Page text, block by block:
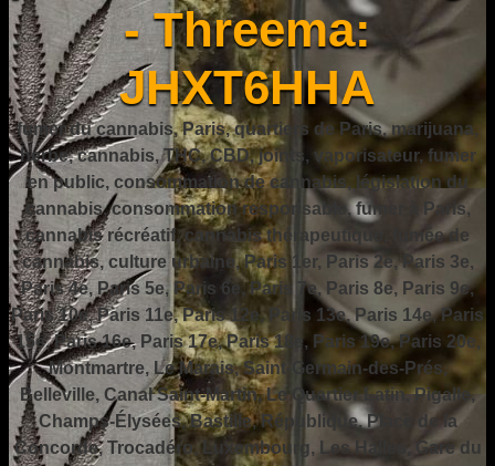
- Threema:
JHXT6HHA
fumer du cannabis, Paris, quartiers de Paris, marijuana,
herbe, cannabis, THC, CBD, joints, vaporisateur, fumer
en public, consommation de cannabis, législation du
cannabis, consommation responsable, fumer à Paris,
cannabis récréatif, cannabis thérapeutique, fumée de
cannabis, culture urbaine, Paris 1er, Paris 2e, Paris 3e,
Paris 4e, Paris 5e, Paris 6e, Paris 7e, Paris 8e, Paris 9e,
Paris 10e, Paris 11e, Paris 12e, Paris 13e, Paris 14e, Paris
15e, Paris 16e, Paris 17e, Paris 18e, Paris 19e, Paris 20e,
Montmartre, Le Marais, Saint-Germain-des-Prés,
Belleville, Canal Saint-Martin, Le Quartier Latin, Pigalle,
Champs-Élysées, Bastille, République, Place de la
Concorde, Trocadéro, Luxembourg, Les Halles, Gare du